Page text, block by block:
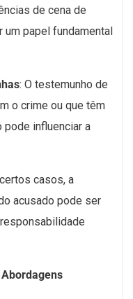
de cena de
um papel fundamental
: O testemunho de
o crime ou que têm
influenciar a
casos, a
acusado pode ser